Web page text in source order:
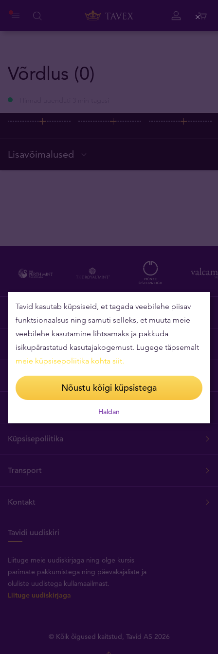
Võrdlus (0)
Lisavõimalused
Veebipoe üldtingimused
Hinnapoliitika
Küpsisepoliitika
Transport
Kontakt
Tavidi uudiskiri
Liituge meie uudiskirjaga ning olge kursis
parimate pakkumistega ning päevakajaliste ja
oluliste uudistega kullamaailmast.
Liituge uudiskirjaga
© Kõik õigused kaitstud, Tavid AS 2026
Tavid kasutab küpsiseid, et tagada veebilehe piisav
funktsionaalsus ning samuti selleks, et muuta meie
veebilehe kasutamine lihtsamaks ja pakkuda
isikupärastatud kasutajakogemust. Lugege täpsemalt
meie küpsisepoliitika kohta siit.
Nõustu kõigi küpsistega
Haldan
Close